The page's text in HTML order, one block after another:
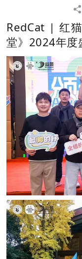
RedCat | 红
堂》2024年度